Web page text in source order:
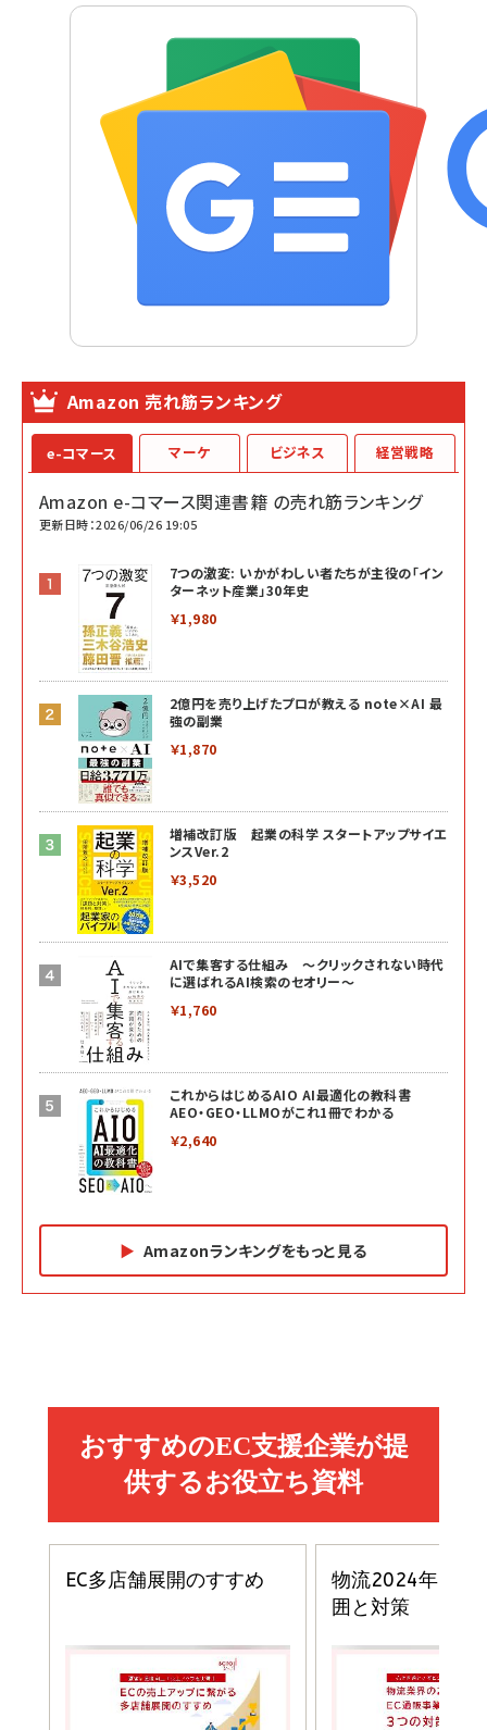
Amazon 売れ筋ランキング
e-コマース
Amazon e-コマース関連書籍 の売れ筋ランキング
更新日時：2026/06/26 19:05
7つの激変: いかがわしい者たちが主役の「イン
ターネット産業」30年史
￥1,980
2億円を売り上げたプロが教える note×AI 最
強の副業
￥1,870
増補改訂版 起業の科学 スタートアップサイエ
ンスVer.2
￥3,520
AIで集客する仕組み ～クリックされない時代
に選ばれるAI検索のセオリー～
￥1,760
これからはじめるAIO AI最適化の教科書
AEO・GEO・LLMOがこれ1冊でわかる
￥2,640
Amazonランキングをもっと見る
マーケ
副業
￥1,870
小さな会社は戦略が9割
ドリルを売るには穴を売れ
Brand Shift(ブランド・シフト): 「信頼」で選ばれ
る時代の成長戦略
￥2,420
ビジネス
カラダ2026／宮舘涼太]
￥880
anan(アンアン)2026/06/24号 No.2500増刊
スペシャルエディション[王道エンタメの矜持／
￥1,100
anan(アンアン)2026/07/08号 No.2502[2026
年後半、あなたの恋と運命／山田涼介]
￥880
ママ投資家が育休中に１億貯めた株式投資
￥1,870
経営戦略
イシューからはじめよ［改訂版］――知的生産の「シンプ
ルな本質」
￥2,200
経営メモ 16年の起業家人生で得た知見
影響力の武器［新版］：人を動かす七つの原理
￥3,190